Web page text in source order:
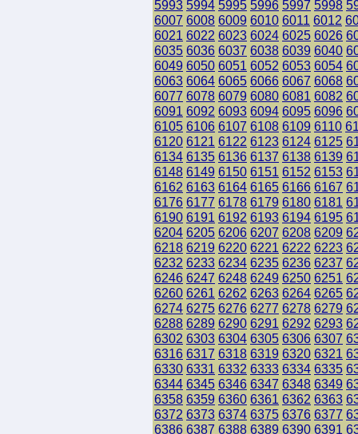
5993 5994 5995 5996 5997 5998
6007 6008 6009 6010 6011 6012
6021 6022 6023 6024 6025 6026
6035 6036 6037 6038 6039 6040
6049 6050 6051 6052 6053 6054
6063 6064 6065 6066 6067 6068
6077 6078 6079 6080 6081 6082
6091 6092 6093 6094 6095 6096
6105 6106 6107 6108 6109 6110
6120 6121 6122 6123 6124 6125
6134 6135 6136 6137 6138 6139
6148 6149 6150 6151 6152 6153
6162 6163 6164 6165 6166 6167
6176 6177 6178 6179 6180 6181
6190 6191 6192 6193 6194 6195
6204 6205 6206 6207 6208 6209
6218 6219 6220 6221 6222 6223
6232 6233 6234 6235 6236 6237
6246 6247 6248 6249 6250 6251
6260 6261 6262 6263 6264 6265
6274 6275 6276 6277 6278 6279
6288 6289 6290 6291 6292 6293
6302 6303 6304 6305 6306 6307
6316 6317 6318 6319 6320 6321
6330 6331 6332 6333 6334 6335
6344 6345 6346 6347 6348 6349
6358 6359 6360 6361 6362 6363
6372 6373 6374 6375 6376 6377
6386 6387 6388 6389 6390 6391